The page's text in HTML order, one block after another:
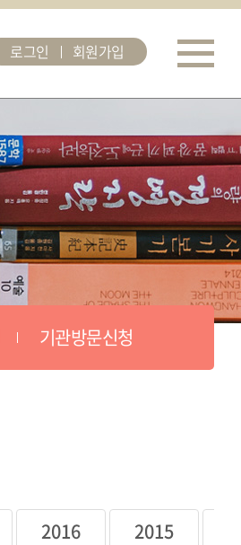
로그인 회원가입
기관방문신청
2016 2015